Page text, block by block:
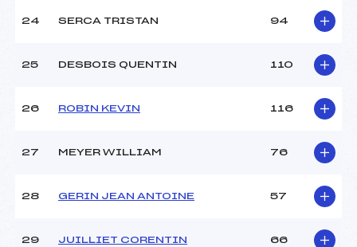
24 SERCA TRISTAN 94
25 DESBOIS QUENTIN 110
26 ROBIN KEVIN 116
27 MEYER WILLIAM 76
28 GERIN JEAN ANTOINE 57
29 JUILLIET CORENTIN 66